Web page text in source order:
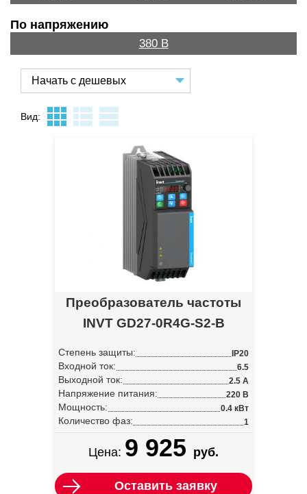
По напряжению
380 В
Вид:
Преобразователь частоты
INVT GD27-0R4G-S2-B
Степень защиты: IP20
Входной ток: 6.5
Выходной ток: 2.5 А
Напряжение питания: 220 В
Мощность: 0.4 кВт
Количество фаз: 1
Цена: 9 925 руб.
Оставить заявку